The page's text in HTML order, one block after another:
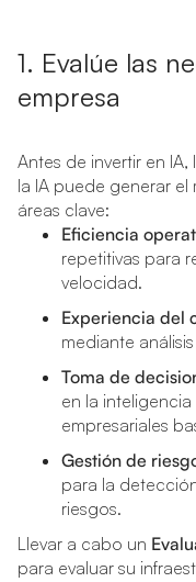
1. Evalúe las
empresa
Antes de invertir en
la IA puede generar el
áreas clave:
Eficiencia
repetitivas para
velocidad.
Experiencia del
mediante
Toma de
en la
empresariales
Gestión de
para la
riesgos.
Llevar a cabo un
para evaluar su